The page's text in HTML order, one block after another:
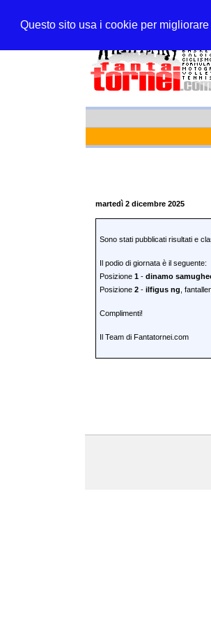
Questo sito usa i cookie per
martedì 2 dicembre 2025
Sono stati pubblicati risultati e
Il podio di giornata è il seguente:
Posizione 1 - dinamo
Posizione 2 - ilfigus ng ,
Complimenti!
Il Team di Fantatornei.com